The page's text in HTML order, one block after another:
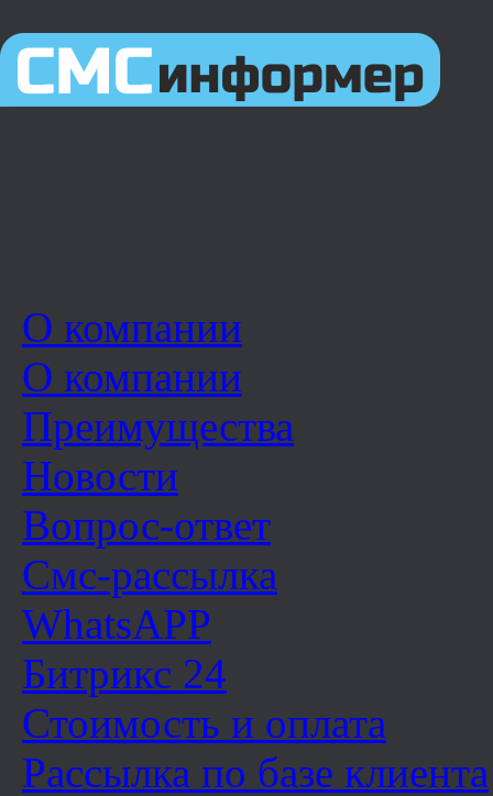
О компании
О компании
Преимущества
Новости
Вопрос-ответ
Смс-рассылка
WhatsAPP
Битрикс 24
Стоимость и оплата
Рассылка по базе клиента